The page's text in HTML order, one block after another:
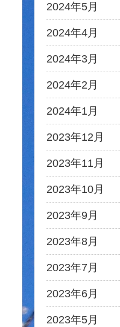
2024年5月
2024年4月
2024年3月
2024年2月
2024年1月
2023年12月
2023年11月
2023年10月
2023年9月
2023年8月
2023年7月
2023年6月
2023年5月